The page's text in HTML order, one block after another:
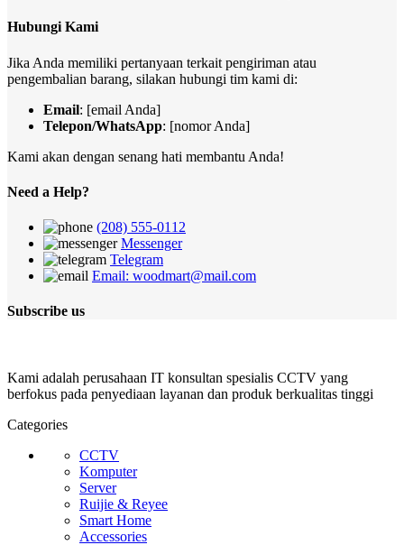
Hubungi Kami
Jika Anda memiliki pertanyaan terkait pengiriman atau
pengembalian barang, silakan hubungi tim kami di:
Email: [email Anda]
Telepon/WhatsApp: [nomor Anda]
Kami akan dengan senang hati membantu Anda!
Need a Help?
(208) 555-0112
Messenger
Telegram
Email: woodmart@mail.com
Subscribe us
Kami adalah perusahaan IT konsultan spesialis CCTV yang
berfokus pada penyediaan layanan dan produk berkualitas tinggi
Categories
CCTV
Komputer
Server
Ruijie & Reyee
Smart Home
Accessories